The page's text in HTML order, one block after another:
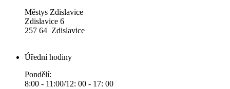
Městys Zdislavice
Zdislavice 6
257 64 Zdislavice
Úřední hodiny
Pondělí:
8:00 - 11:00/12: 00 - 17: 00